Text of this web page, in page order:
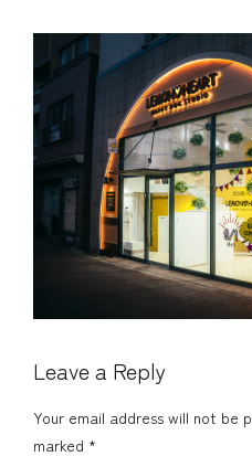
Leave a Reply
Your email address will not be
marked *